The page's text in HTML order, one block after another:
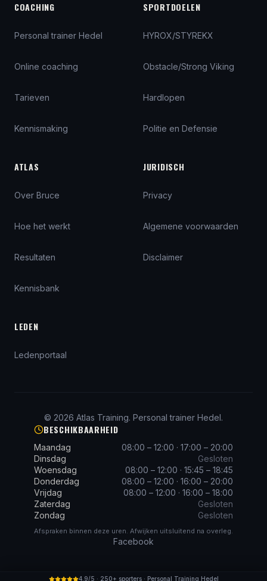
COACHING
Personal trainer Hedel
Online coaching
Tarieven
Kennismaking
SPORTDOELEN
HYROX/STYREKX
Obstacle/Strong Viking
Hardlopen
Politie en Defensie
ATLAS
Over Bruce
Hoe het werkt
Resultaten
Kennisbank
JURIDISCH
Privacy
Algemene voorwaarden
Disclaimer
LEDEN
Ledenportaal
© 2026 Atlas Training. Personal trainer Hedel.
BESCHIKBAARHEID
Maandag
08:00 – 12:00 · 17:00 – 20:00
Dinsdag
Gesloten
Woensdag
08:00 – 12:00 · 15:45 – 18:45
Donderdag
08:00 – 12:00 · 16:00 – 20:00
Vrijdag
08:00 – 12:00 · 16:00 – 18:00
Zaterdag
Gesloten
Zondag
Gesloten
Afspraken binnen deze uren. Afwijken uitsluitend na overleg.
Facebook
4.9/5 · 250+ sporters · Personal Training Hedel